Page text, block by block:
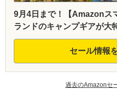
9月4日まで！【Amazonス
ランドのキャンプギアが大
セール情報
過去のAmazonセ